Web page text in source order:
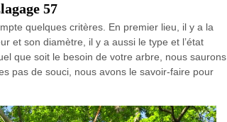
57
quelques critères. En premier lieu, il y a la
et son diamètre, il y a aussi le type et l’état
que soit le besoin de votre arbre, nous saurons
pas de souci, nous avons le savoir-faire pour